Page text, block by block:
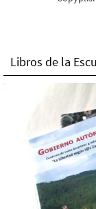
Libros de la